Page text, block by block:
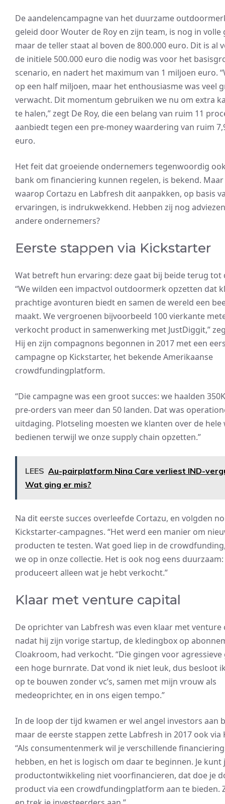
De aandelencampagne van het duurzame
geleid door Wouter de Roy en zijn team, is nog in volle
maar de teller staat al boven de 800.000 euro. Dit is al
de initiele 500.000 euro die nodig was voor het
scenario, en nadert het maximum van 1 miljoen euro.
op een half miljoen, maar het enthousiasme was veel
verwacht. Dit momentum gebruiken we nu om extra
te halen,” zegt De Roy, die een belang van ruim 11
aanbiedt tegen een pre-money waardering van ruim
euro.
Het feit dat groeiende ondernemers tegenwoordig
bank om financiering kunnen regelen, is bekend.
waarop Cortazu en Labfresh dit aanpakken, op basis
ervaringen, is indrukwekkend. Hebben zij nog
andere ondernemers?
Eerste stappen via Kickstarter
Wat betreft hun ervaring: deze gaat bij beide terug tot
“We wilden een impactvol outdoormerk opzetten dat
prachtige avonturen biedt en samen de wereld een
maakt. We vergroenen bijvoorbeeld 100 vierkante
verkocht product in samenwerking met JustDiggit,”
Hij en zijn compagnons begonnen in 2017 met een
campagne op Kickstarter, het bekende Amerikaanse
crowdfundingplatform.
“Die campagne was een groot succes: we haalden
pre-orders van meer dan 50 landen. Dat was
uitdaging. Plotseling moesten we klanten over de hele
bedienen terwijl we onze supply chain opzetten.”
LEES Au-pairplatform Nina Care verliest IND-
Wat ging er mis?
Na dit eerste succes overleefde Cortazu, en volgden
Kickstarter-campagnes. “Het werd een manier om
producten te testen. Wat goed liep in de
we op in onze collectie. Het is ook nog eens duurzaam:
produceert alleen wat je hebt verkocht.”
Klaar met venture capital
De oprichter van Labfresh was even klaar met venture
nadat hij zijn vorige startup, de kledingbox op
Cloakroom, had verkocht. “Die gingen voor
een hoge burnrate. Dat vond ik niet leuk, dus besloot
op te bouwen zonder vc’s, samen met mijn vrouw als
medeoprichter, en in ons eigen tempo.”
In de loop der tijd kwamen er wel angel investors aan
maar de eerste stappen zette Labfresh in 2017 ook via
“Als consumentenmerk wil je verschillende
hebben, en het is logisch om daar te beginnen. Je kunt
productontwikkeling niet voorfinancieren, dat doe je
product via een crowdfundingplatform aan te bieden.